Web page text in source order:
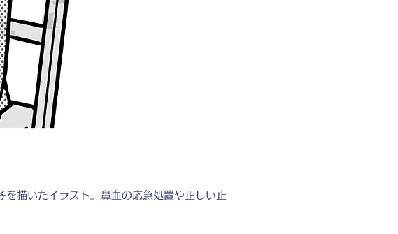
描いたイラスト。鼻血の応急処置や正しい止